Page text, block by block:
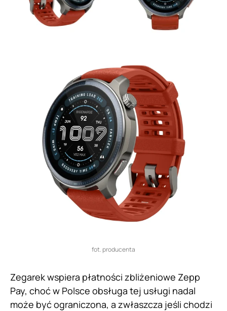
fot. producenta
Zegarek wspiera płatności zbliżeniowe Zepp
Pay, choć w Polsce obsługa tej usługi nadal
może być ograniczona, a zwłaszcza jeśli chodzi